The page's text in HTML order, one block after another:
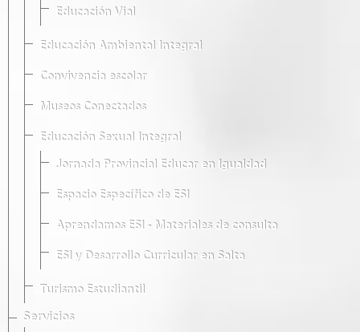
Educación Vial
Educación Ambiental Integral
Convivencia escolar
Museos Conectados
Educación Sexual Integral
Jornada Provincial Educar en Igualdad
Espacio Específico de ESI
Aprendamos ESI - Materiales de consulta
ESI y Desarrollo Curricular en Salta
Turismo Estudiantil
Servicios